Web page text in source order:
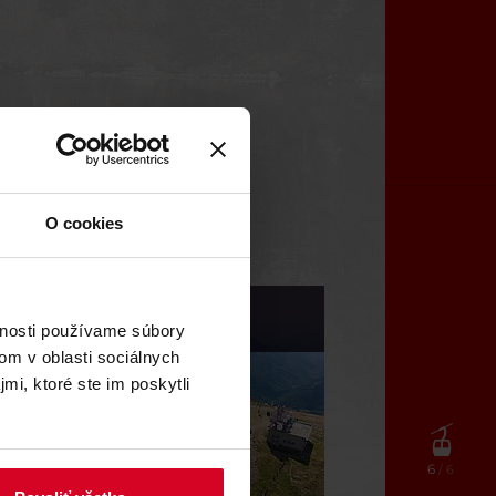
O cookies
používame súbory
v oblasti sociálnych
ktoré ste im poskytli
6 / 6
Jasná (SK)